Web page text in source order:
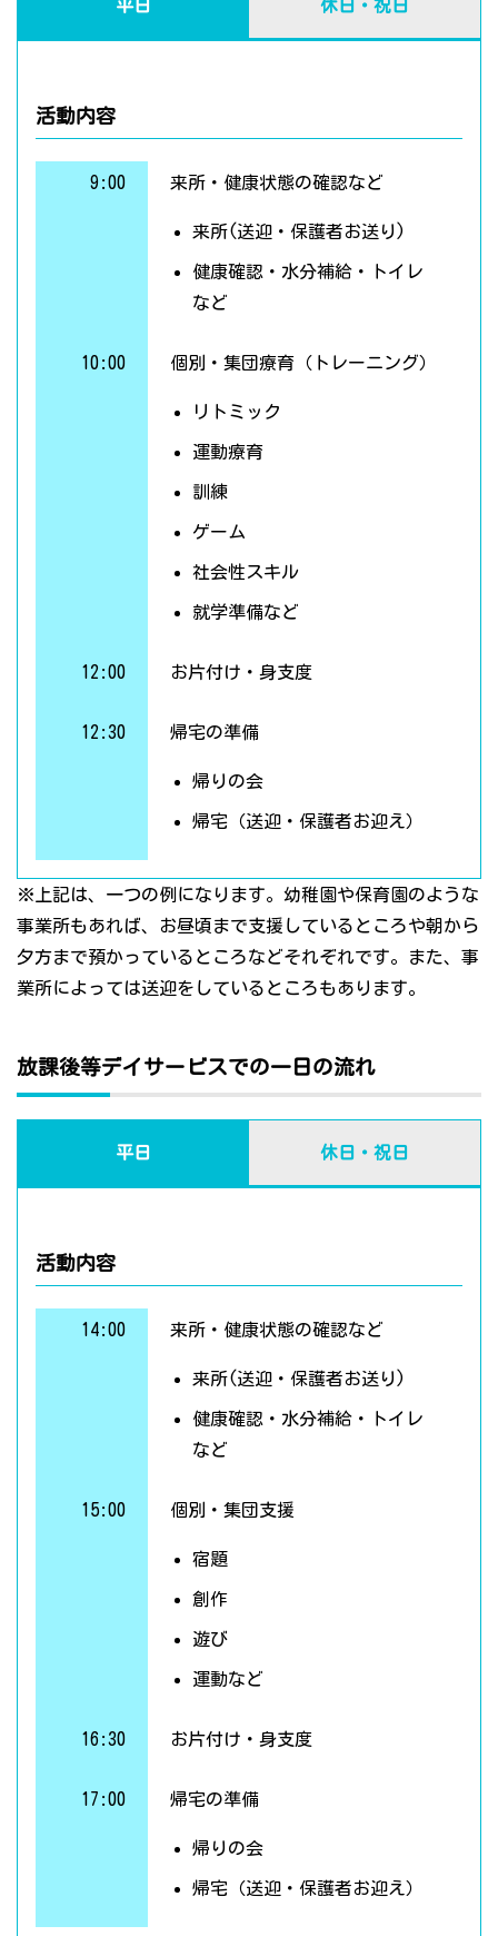
平日 休日・祝日
活動内容
9:00 来所・健康状態の確認など
来所(送迎・保護者お送り)
健康確認・水分補給・トイレ
など
10:00 個別・集団療育（トレーニング）
リトミック
運動療育
訓練
ゲーム
社会性スキル
就学準備など
12:00 お片付け・身支度
12:30 帰宅の準備
帰りの会
帰宅（送迎・保護者お迎え）
※上記は、一つの例になります。幼稚園や保育園のような
事業所もあれば、お昼頃まで支援しているところや朝から
夕方まで預かっているところなどそれぞれです。また、事
業所によっては送迎をしているところもあります。
放課後等デイサービスでの一日の流れ
平日 休日・祝日
活動内容
14:00 来所・健康状態の確認など
来所(送迎・保護者お送り)
健康確認・水分補給・トイレ
など
15:00 個別・集団支援
宿題
創作
遊び
運動など
16:30 お片付け・身支度
17:00 帰宅の準備
帰りの会
帰宅（送迎・保護者お迎え）